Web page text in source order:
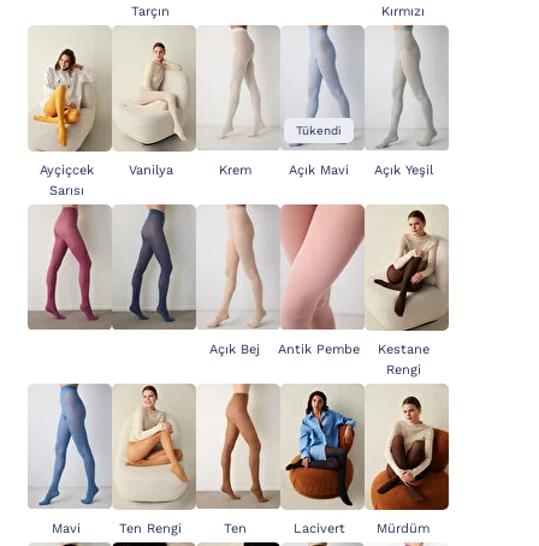
Tarçın
Kırmızı
Ayçiçcek
Sarısı
Vanilya Krem
Tükendi
Açık Mavi Açık Yeşil
Açık Bej Antik Pembe
Kestane
Rengi
Mavi Ten Rengi Ten Lacivert Mürdüm